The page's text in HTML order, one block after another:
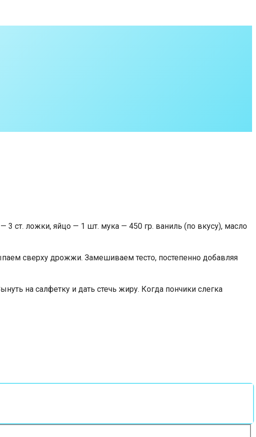
ст. ложки, яйцо — 1 шт. мука — 450 гр. ваниль (по вкусу), масло
сверху дрожжи. Замешиваем тесто, постепенно добавляя
на салфетку и дать стечь жиру. Когда пончики слегка